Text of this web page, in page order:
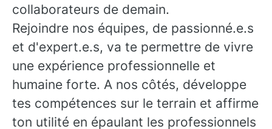
collaborateurs de demain.
Rejoindre nos équipes, de passionné.e.s
et d'expert.e.s, va te permettre de vivre
une expérience professionnelle et
humaine forte. A nos côtés, développe
tes compétences sur le terrain et affirme
ton utilité en épaulant les professionnels